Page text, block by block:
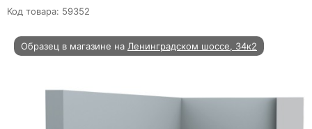
Код товара: 59352
Образец в магазине на Ленинградском шоссе, 34к2